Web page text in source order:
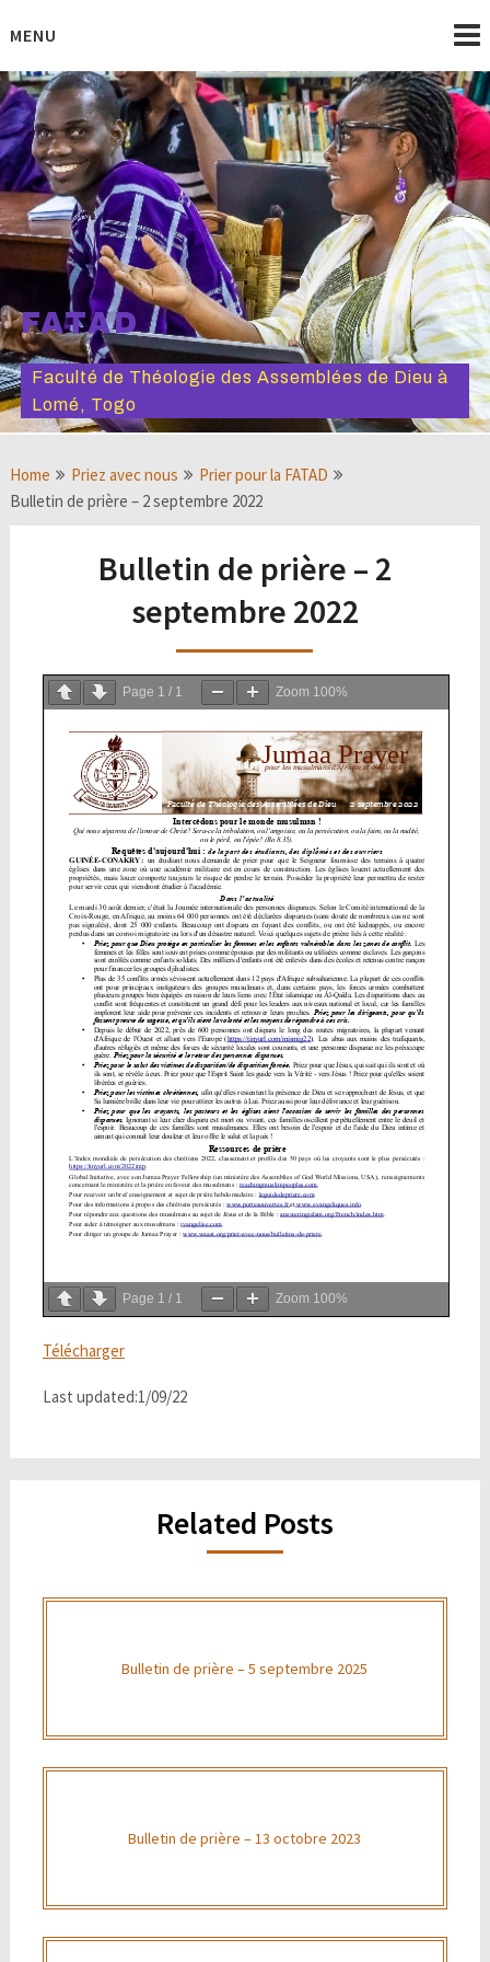
toMENU
FATAD
Faculté de Théologie des Assemblées de Dieu à
Lomé, Togo
Home Priez avec nous
Prier pour la FATAD
Bulletin de prière – 2 septembre 2022
Bulletin de prière – 2
septembre 2022
Page 1 / 1 Zoom 100%
Page 1 / 1 Zoom 100%
Télécharger
Last updated:1/09/22
Related Posts
Bulletin de prière – 5 septembre 2025
Bulletin de prière – 13 octobre 2023